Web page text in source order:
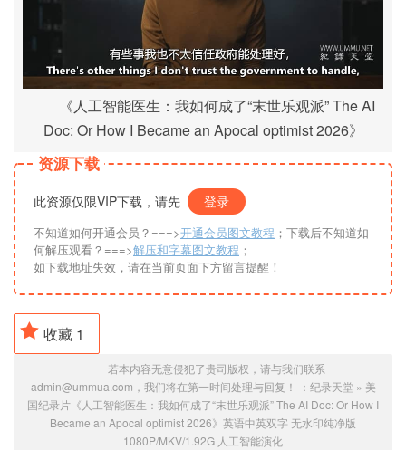
《人工智能医生：我如何成了“末世乐观派” The AI
Doc: Or How I Became an Apocal optimist 2026》
资源下载
此资源仅限VIP下载，请先 登录
不知道如何开通会员？===>开通会员图文教程 ；下载后不知道如
何解压观看？===>解压和字幕图文教程 ；
如下载地址失效，请在当前页面下方留言提醒！
收藏 1
若本内容无意侵犯了贵司版权，请与我们联系
admin@ummua.com，我们将在第一时间处理与回复！ ： 纪录天堂» 美
国纪录片《人工智能医生：我如何成了“末世乐观派” The AI Doc: Or How I
Became an Apocal optimist 2026》英语中英双字 无水印纯净版
1080P/MKV/1.92G 人工智能演化